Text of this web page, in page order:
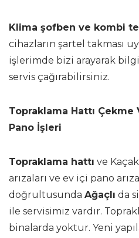
Klima şofben ve kombi
cihazların şartel takması
işlerimde bizi arayarak
servis çağırabilirsiniz.
Topraklama Hattı Çekme
Pano İşleri
Topraklama hattı ve
arızaları ve ev içi pano
doğrultusunda Ağaçlı da
ile servisimiz vardır.
binalarda yoktur. Yeni